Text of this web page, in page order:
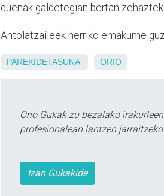
duenak galdetegian bertan
Antolatzaileek herriko emakume
PAREKIDETASUNA ORIO
Orio Gukak zu bezalako
profesionalean lantzen jarraitzeko.
Izan Gukakide